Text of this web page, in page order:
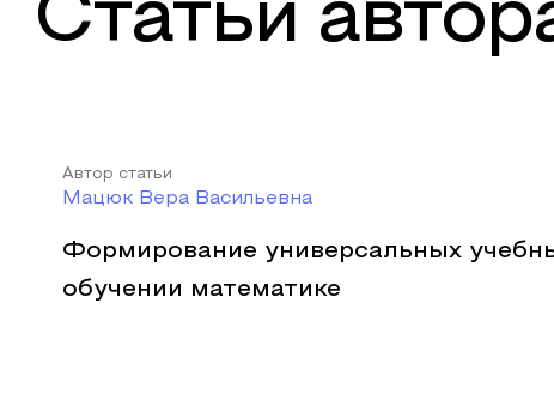
Статьи
Автор статьи
Мацюк Вера Васильевна
Формирование универсальных
обучении математике